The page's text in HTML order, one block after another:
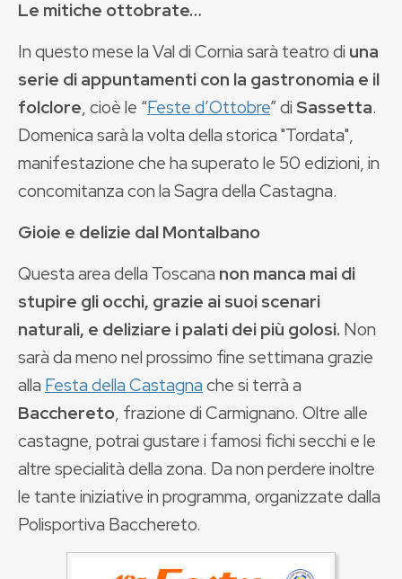
Le mitiche ottobrate…
In questo mese la Val di Cornia sarà teatro di una
serie di appuntamenti con la gastronomia e il
folclore, cioè le “Feste d’Ottobre” diSassetta.
Domenica sarà la volta della storica "Tordata",
manifestazione che ha superato le 50 edizioni, in
concomitanza con la Sagra della Castagna.
Gioie e delizie dal Montalbano
Questa area della Toscana non manca mai di
stupire gli occhi, grazie ai suoi scenari
naturali, e deliziare i palati dei più golosi.Non
sarà da meno nel prossimo fine settimana grazie
alla Festa della Castagnache si terrà a
Bacchereto, frazione di Carmignano. Oltre alle
castagne, potrai gustare i famosi fichi secchi e le
altre specialità della zona. Da non perdere inoltre
le tante iniziative in programma, organizzate dalla
Polisportiva Bacchereto.